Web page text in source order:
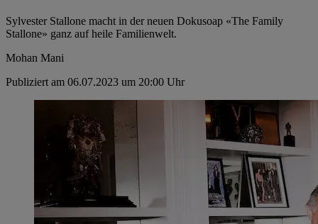
Sylvester Stallone macht in der neuen Dokusoap «The Family
Stallone» ganz auf heile Familienwelt.
Mohan Mani
Publiziert am 06.07.2023 um 20:00 Uhr